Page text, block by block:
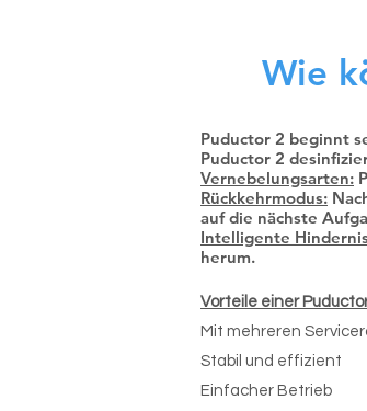
Wie
Puductor 2 beginnt
Puductor 2
Vernebelungsarten:
Rückkehrmodus:
auf die nächste
Intelligente
herum.
Vorteile einer
Mit mehreren
Stabil und effizient
Einfacher Betrieb